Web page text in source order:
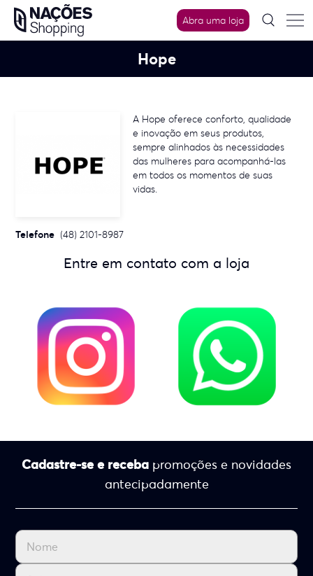
Skip
content
Abra uma loja
Hope
A Hope oferece conforto, qualidade
e inovação em seus produtos,
sempre alinhados às necessidades
das mulheres para acompanhá-las
em todos os momentos de suas
vidas.
Telefone (48) 2101-8987
Entre em contato com a loja
Cadastre-se e receba promoções e novidades
antecipadamente